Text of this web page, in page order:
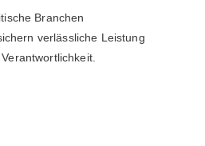
Branchen
verlässliche Leistung